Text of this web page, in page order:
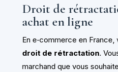
Droit de
achat en ligne
En e‑commerce en
droit de rétractation.
marchand que vous